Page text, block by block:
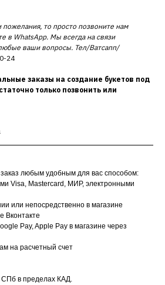
пожелания, то просто позвоните нам
в WhatsApp. Мы всегда на связи
ваши вопросы. Тел/Ватсапп/
24
заказы на создание букетов под
только позвонить или
любым удобным для вас способом:
Visa, Mastercard, МИР, электронными
или непосредственно в магазине
Вконтакте
Pay, Apple Pay в магазине через
на расчетный счет
СПб в пределах КАД.